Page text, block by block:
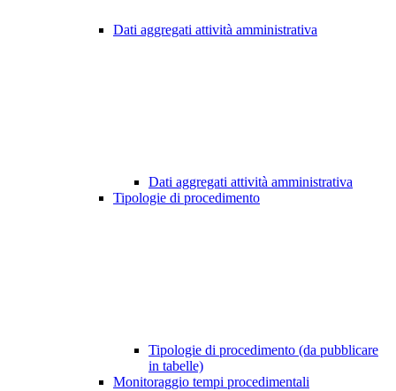
Dati aggregati attività amministrativa
Dati aggregati attività amministrativa
Tipologie di procedimento
Tipologie di procedimento (da pubblicare
in tabelle)
Monitoraggio tempi procedimentali